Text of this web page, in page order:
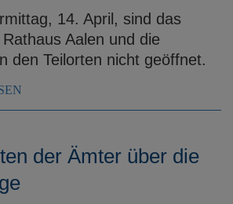
14. April, sind das
Aalen und die
den Teilorten nicht geöffnet.
der Ämter über die